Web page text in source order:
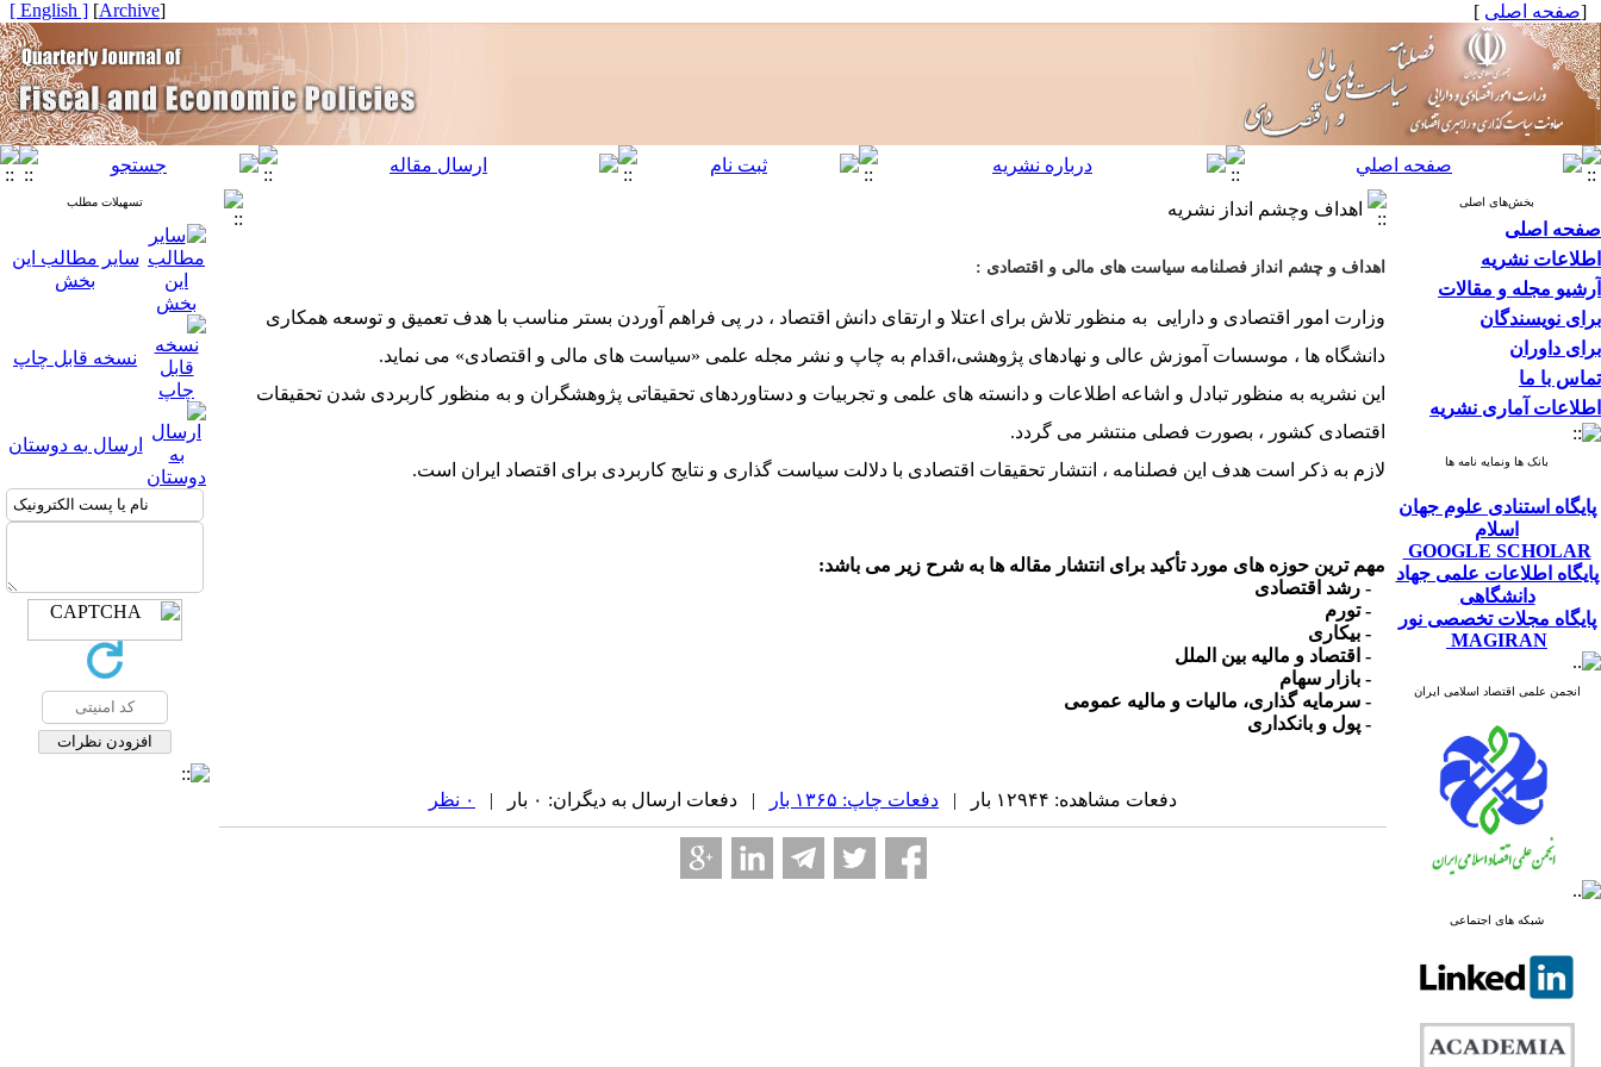
[صفحه اصلی ]
[
Archive
]
[ English ]
بخش‌های اصلی
صفحه اصلی
اطلاعات نشریه
آرشیو مجله و مقالات
برای نویسندگان
برای داوران
تماس با ما
اطلاعات آماری نشریه
بانک ها ونمایه نامه ها
پایگاه استنادی علوم جهان
اسلام
GOOGLE SCHOLAR
پایگاه اطلاعات علمی جهاد
دانشگاهی
پایگاه مجلات تخصصی نور
MAGIRAN
انجمن علمی اقتصاد اسلامی ایران
شبکه های اجتماعی
اهداف وچشم انداز نشریه
اهداف و چشم انداز فصلنامه سیاست های مالی و اقتصادی :
وزارت امور اقتصادی و دارایی به منظور تلاش برای اعتلا و ارتقای دانش اقتصاد ، در پی فراهم آوردن بستر مناسب با هدف تعمیق و توسعه همکاری
دانشگاه ها ، موسسات آموزش عالی و نهادهای پژوهشی،اقدام به چاپ و نشر مجله علمی «سیاست های مالی و اقتصادی» می نماید.
این نشریه به منظور تبادل و اشاعه اطلاعات و دانسته های علمی و تجربیات و دستاوردهای تحقیقاتی پژوهشگران و به منظور کاربردی شدن تحقیقات
اقتصادی کشور ، بصورت فصلی منتشر می گردد.
لازم به ذکر است هدف این فصلنامه ، انتشار تحقیقات اقتصادی با دلالت سیاست گذاری و نتایج کاربردی برای اقتصاد ایران است.
مهم ترین حوزه های مورد تأکید برای انتشار مقاله ها به شرح زیر می باشد:
- رشد اقتصادی
- تورم
- بیکاری
- اقتصاد و مالیه بین الملل
- بازار سهام
- سرمایه گذاری، مالیات و مالیه عمومی
- پول و بانکداری
تسهیلات مطلب
سایر مطالب این
بخش
نسخه قابل چاپ
ارسال به دوستان
دفعات مشاهده: ۱۲۹۴۴ بار | دفعات چاپ: ۱۳۶۵ بار | دفعات ارسال به دیگران: ۰ بار | ۰ نظر